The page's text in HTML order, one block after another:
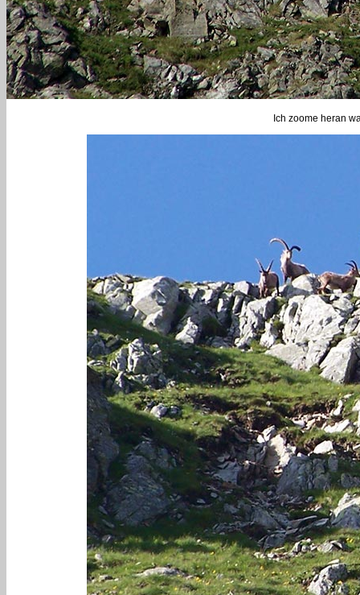
Ich zoome heran